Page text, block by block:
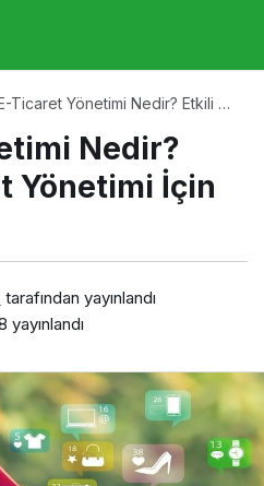
Ticaret Yönetimi Nedir? Etkili E-
Nedir?
Yönetimi İçin
tarafından yayınlandı
yayınlandı
Nedir? Etkili E-Ticaret